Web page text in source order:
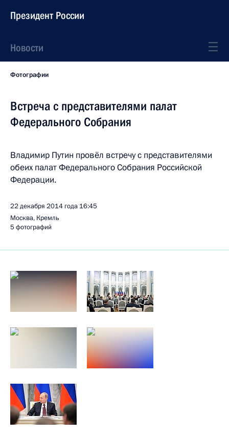
Президент России
Новости
Фотографии
Встреча с представителями палат
Федерального Собрания
Владимир Путин провёл встречу с представителями
обеих палат Федерального Собрания Российской
Федерации.
22 декабря 2014 года 16:45
Москва, Кремль
5 фотографий